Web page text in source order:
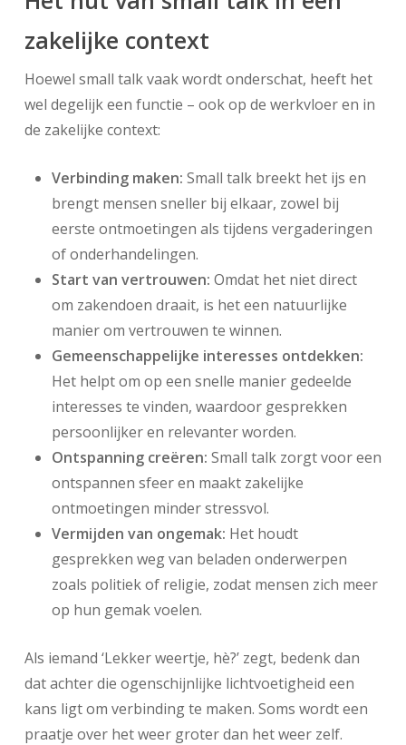
zakelijke context
Hoewel small talk vaak wordt onderschat, heeft het
wel degelijk een functie – ook op de werkvloer en in
de zakelijke context:
Verbinding maken: Small talk breekt het ijs en
brengt mensen sneller bij elkaar, zowel bij
eerste ontmoetingen als tijdens vergaderingen
of onderhandelingen.
Start van vertrouwen: Omdat het niet direct
om zakendoen draait, is het een natuurlijke
manier om vertrouwen te winnen.
Gemeenschappelijke interesses ontdekken:
Het helpt om op een snelle manier gedeelde
interesses te vinden, waardoor gesprekken
persoonlijker en relevanter worden.
Ontspanning creëren: Small talk zorgt voor een
ontspannen sfeer en maakt zakelijke
ontmoetingen minder stressvol.
Vermijden van ongemak: Het houdt
gesprekken weg van beladen onderwerpen
zoals politiek of religie, zodat mensen zich meer
op hun gemak voelen.
Als iemand ‘Lekker weertje, hè?’ zegt, bedenk dan
dat achter die ogenschijnlijke lichtvoetigheid een
kans ligt om verbinding te maken. Soms wordt een
praatje over het weer groter dan het weer zelf.